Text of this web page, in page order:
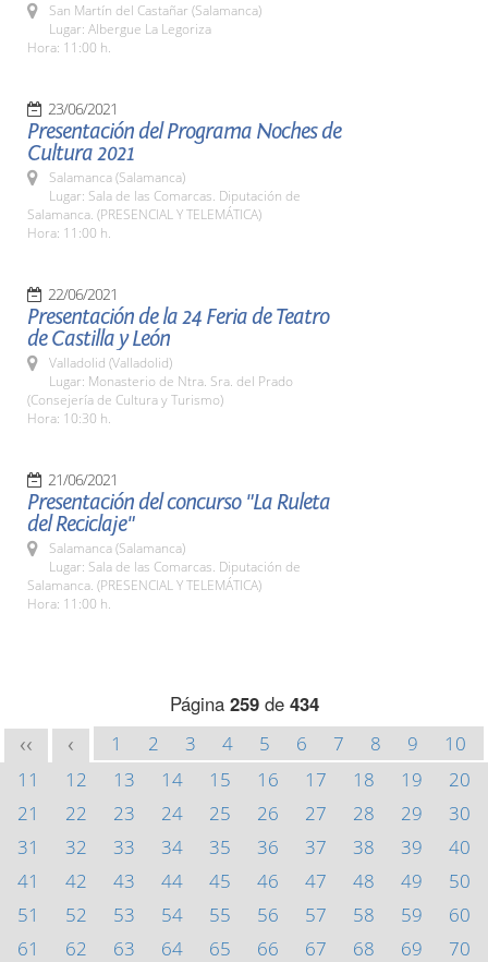
San Martín del Castañar (Salamanca)
Lugar: Albergue La Legoriza
Hora: 11:00 h.
23/06/2021
Presentación del Programa Noches de
Cultura 2021
Salamanca (Salamanca)
Lugar: Sala de las Comarcas. Diputación de
Salamanca. (PRESENCIAL Y TELEMÁTICA)
Hora: 11:00 h.
22/06/2021
Presentación de la 24 Feria de Teatro
de Castilla y León
Valladolid (Valladolid)
Lugar: Monasterio de Ntra. Sra. del Prado
(Consejería de Cultura y Turismo)
Hora: 10:30 h.
21/06/2021
Presentación del concurso "La Ruleta
del Reciclaje"
Salamanca (Salamanca)
Lugar: Sala de las Comarcas. Diputación de
Salamanca. (PRESENCIAL Y TELEMÁTICA)
Hora: 11:00 h.
Página 259de 434
<< < 1 2 3 4 5 6 7 8 9
10
11
12 13 14 15 16 17 18 19
20
21
22 23 24 25 26 27 28 29
30
31
32 33 34 35 36 37 38 39
40
41
42 43 44 45 46 47 48 49
50
51
52 53 54 55 56 57 58 59
60
61
62 63 64 65 66 67 68 69
70